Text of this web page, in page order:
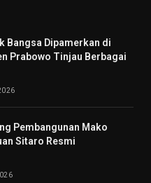
Bangsa Dipamerkan di
Prabowo Tinjau Berbagai
Pembangunan Mako
Sitaro Resmi